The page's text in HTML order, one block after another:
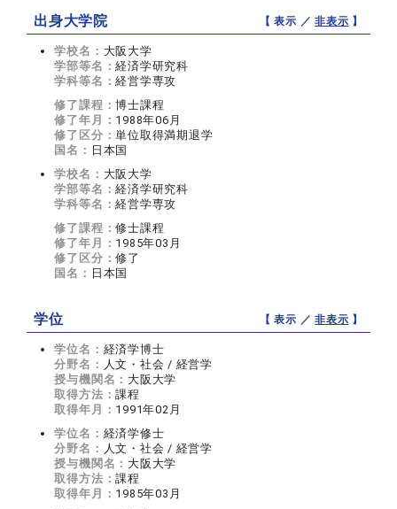
出身大学院 【 表示 ／非表示 】
学校名： 大阪大学
学部等名：経済学研究科
学科等名：経営学専攻
修了課程：博士課程
修了年月： 1988年06月
修了区分：単位取得満期退学
国名： 日本国
学校名： 大阪大学
学部等名：経済学研究科
学科等名：経営学専攻
修了課程：修士課程
修了年月： 1985年03月
修了区分：修了
国名： 日本国
学位 【 表示 ／非表示 】
学位名： 経済学博士
分野名： 人文・社会 / 経営学
授与機関名： 大阪大学
取得方法：課程
取得年月： 1991年02月
学位名： 経済学修士
分野名： 人文・社会 / 経営学
授与機関名： 大阪大学
取得方法：課程
取得年月： 1985年03月